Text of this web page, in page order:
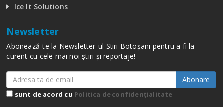
Ice It Solutions
Newsletter
Abonează-te la Newsletter-ul Stiri Botoșani pentru a fi la
curent cu cele mai noi știri și reportaje!
Abonare
sunt de acord cu Politica de confidențialitate